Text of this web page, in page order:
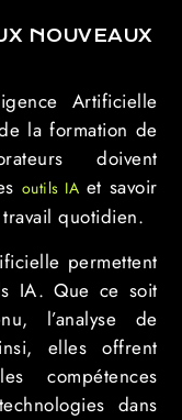
NOUVEAUX
Artificielle
la formation de
doivent
outils IA et savoir
quotidien.
permettent
IA. Que ce soit
l’analyse de
elles offrent
compétences
dans